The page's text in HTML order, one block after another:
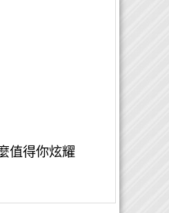
值得你炫耀